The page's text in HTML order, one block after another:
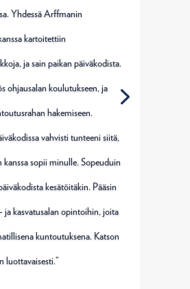
Yhdessä Arffmanin
kartoitettiin
ja sain paikan päiväkodista.
ohjausalan koulutukseen, ja
hakemiseen.
vahvisti tunteeni siitä,
kanssa sopii minulle. Sopeuduin
kesätöitäkin. Pääsin
ja kasvatusalan opintoihin, joita
kuntoutuksena. Katson
luottavaisesti.”